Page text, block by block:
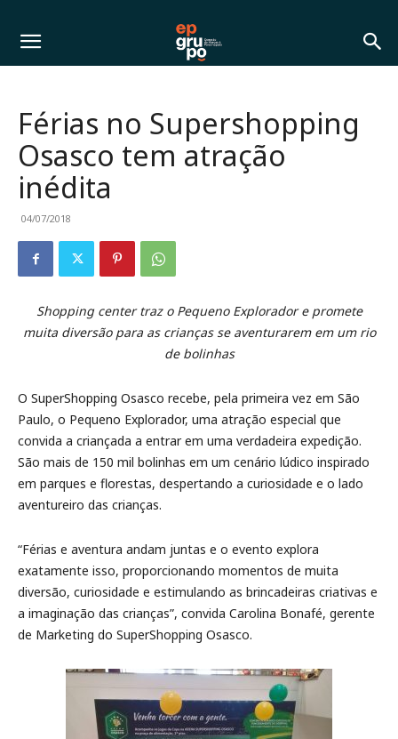
Férias no Supershopping
Osasco tem atração
inédita
04/07/2018
Shopping center traz o Pequeno Explorador e promete
muita diversão para as crianças se aventurarem em um rio
de bolinhas
O SuperShopping Osasco recebe, pela primeira vez em São
Paulo, o Pequeno Explorador, uma atração especial que
convida a criançada a entrar em uma verdadeira expedição.
São mais de 150 mil bolinhas em um cenário lúdico inspirado
em parques e florestas, despertando a curiosidade e o lado
aventureiro das crianças.
“Férias e aventura andam juntas e o evento explora
exatamente isso, proporcionando momentos de muita
diversão, curiosidade e estimulando as brincadeiras criativas e
a imaginação das crianças”, convida Carolina Bonafé, gerente
de Marketing do SuperShopping Osasco.